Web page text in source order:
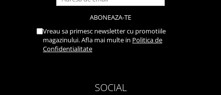
Vreau sa primesc newsletter cu promotiile
magazinului. Afla mai multe in Politica de
Confidentialitate
SOCIAL